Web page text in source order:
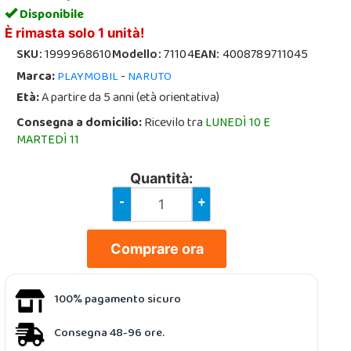
Disponibile
È rimasta solo 1 unità!
SKU:1999968610Modello:71104EAN:4008789711045
Marca:PLAYMOBIL-NARUTO
Età:A partire da 5 anni (età orientativa)
Consegna a domicilio:Ricevilo traLUNEDÌ 10 E
MARTEDÌ 11
Quantità:
- +
Comprare ora
100% pagamento sicuro
Consegna 48-96 ore.